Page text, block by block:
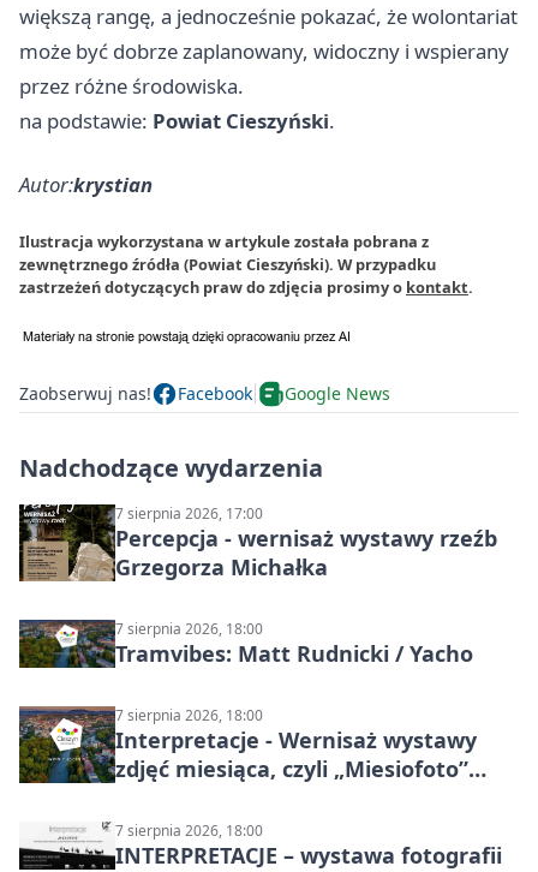
większą rangę, a jednocześnie pokazać, że wolontariat
może być dobrze zaplanowany, widoczny i wspierany
przez różne środowiska.
na podstawie: Powiat Cieszyński.
Autor:krystian
Ilustracja wykorzystana w artykule została pobrana z
zewnętrznego źródła (Powiat Cieszyński). W przypadku
zastrzeżeń dotyczących praw do zdjęcia prosimy o kontakt.
Zaobserwuj nas! Facebook Google News
Nadchodzące wydarzenia
7 sierpnia 2026, 17:00
Percepcja - wernisaż wystawy rzeźb
Grzegorza Michałka
7 sierpnia 2026, 18:00
Tramvibes: Matt Rudnicki / Yacho
7 sierpnia 2026, 18:00
Interpretacje - Wernisaż wystawy
zdjęć miesiąca, czyli „Miesiofoto”
Fotograficznego
7 sierpnia 2026, 18:00
INTERPRETACJE – wystawa fotografii